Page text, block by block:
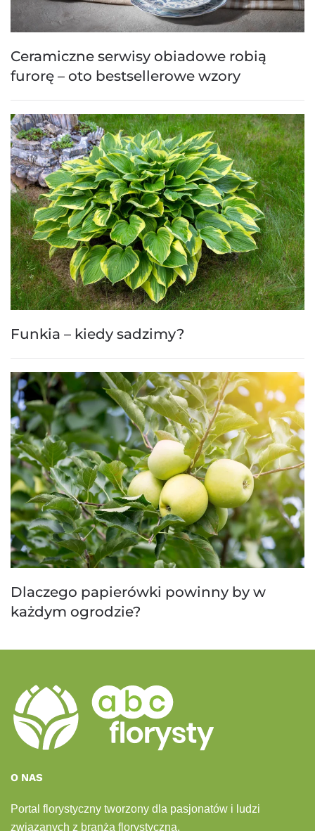
Ceramiczne serwisy obiadowe robią
furorę – oto bestsellerowe wzory
Funkia – kiedy sadzimy?
Dlaczego papierówki powinny by w
każdym ogrodzie?
O NAS
Portal florystyczny tworzony dla pasjonatów i ludzi
związanych z branżą florystyczną.